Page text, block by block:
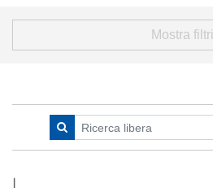
Mostra filtri